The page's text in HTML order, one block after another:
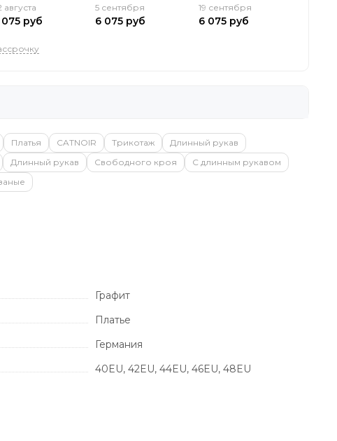
августа
075 руб
5 сентября
6 075 руб
19 сентября
6 075 руб
Платья CATNOIR Трикотаж
Длинный рукав
Длинный рукав Свободного кроя
С длинным рукавом
Графит
Платье
Германия
40EU, 42EU, 44EU, 46EU, 48EU